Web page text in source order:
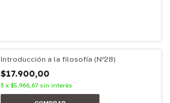
Introducción a la filosofía (Nº28)
$17.900,00
3 x $5.966,67 sin interés